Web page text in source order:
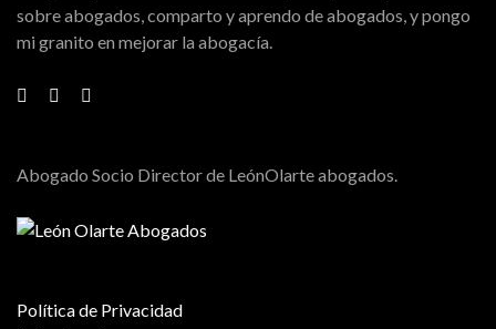
sobre abogados, comparto y aprendo de abogados, y pongo
mi granito en mejorar la abogacía.
Abogado Socio Director de LeónOlarte abogados.
Política de Privacidad